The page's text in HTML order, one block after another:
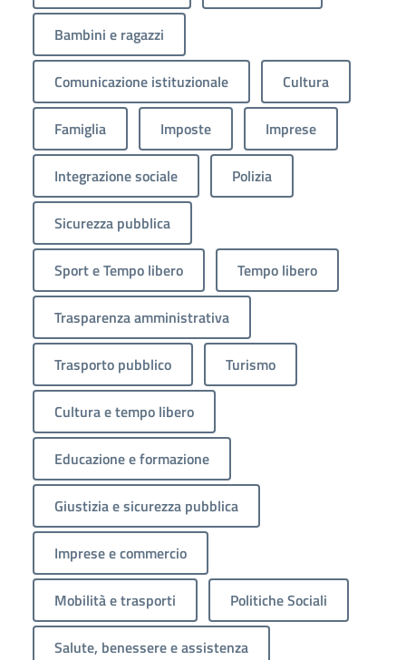
Bambini e ragazzi
Comunicazione istituzionale Cultura
Famiglia Imposte Imprese
Integrazione sociale Polizia
Sicurezza pubblica
Sport e Tempo libero Tempo libero
Trasparenza amministrativa
Trasporto pubblico Turismo
Cultura e tempo libero
Educazione e formazione
Giustizia e sicurezza pubblica
Imprese e commercio
Mobilità e trasporti Politiche Sociali
Salute, benessere e assistenza